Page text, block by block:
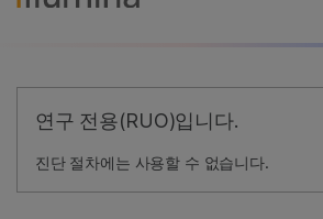
연구 전용(RUO)입니다.
진단 절차에는 사용할 수 없습니다.